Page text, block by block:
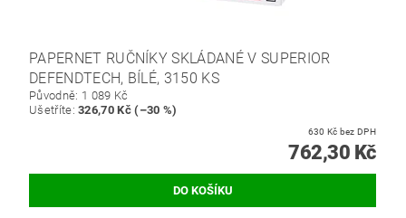
PAPERNET RUČNÍKY SKLÁDANÉ V SUPERIOR
DEFENDTECH, BÍLÉ, 3150 KS
Původně: 1 089 Kč
Ušetříte:326,70 Kč (–30 %)
630 Kč bez DPH
762,30 Kč